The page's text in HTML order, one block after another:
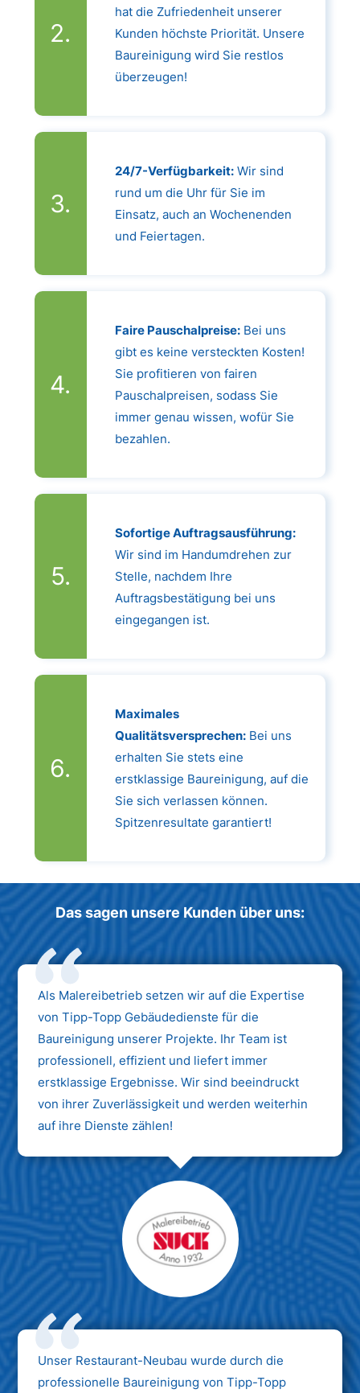
hat die Zufriedenheit unserer
Kunden höchste Priorität. Unsere
Baureinigung wird Sie restlos
überzeugen!
24/7-Verfügbarkeit:Wir sind
rund um die Uhr für Sie im
Einsatz, auch an Wochenenden
und Feiertagen.
Faire Pauschalpreise:Bei uns
gibt es keine versteckten Kosten!
Sie profitieren von fairen
Pauschalpreisen, sodass Sie
immer genau wissen, wofür Sie
bezahlen.
Sofortige Auftragsausführung:
Wir sind im Handumdrehen zur
Stelle, nachdem Ihre
Auftragsbestätigung bei uns
eingegangen ist.
Maximales
Qualitätsversprechen:Bei uns
erhalten Sie stets eine
erstklassige Baureinigung, auf die
Sie sich verlassen können.
Spitzenresultate garantiert!
Das sagen unsere Kunden über uns:
Als Malereibetrieb setzen wir auf die Expertise
von Tipp-Topp Gebäudedienste für die
Baureinigung unserer Projekte. Ihr Team ist
professionell, effizient und liefert immer
erstklassige Ergebnisse. Wir sind beeindruckt
von ihrer Zuverlässigkeit und werden weiterhin
auf ihre Dienste zählen!
Unser Restaurant-Neubau wurde durch die
professionelle Baureinigung von Tipp-Topp